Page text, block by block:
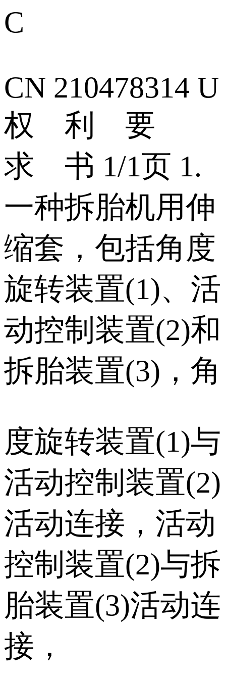
C
CN 210478314 U
权 利 要
求 书 1/1页 1.
一种拆胎机用伸
缩套，包括角度
旋转装置(1)、活
动控制装置(2)和
拆胎装置(3)，角
度旋转装置(1)与
活动控制装置(2)
活动连接，活动
控制装置(2)与拆
胎装置(3)活动连
接，